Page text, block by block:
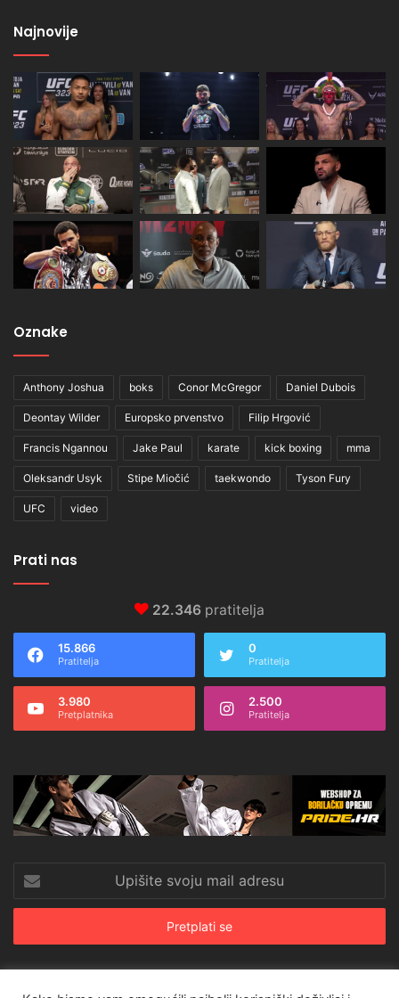
Najnovije
Oznake
Anthony Joshua boks Conor McGregor Daniel Dubois
Deontay Wilder Europsko prvenstvo Filip Hrgović
Francis Ngannou Jake Paul karate kick boxing mma
Oleksandr Usyk Stipe Miočić taekwondo Tyson Fury
UFC video
Prati nas
22.346 pratitelja
15.866
Pratitelja
0
Pratitelja
3.980
Pretplatnika
2.500
Pratitelja
svoju
mail